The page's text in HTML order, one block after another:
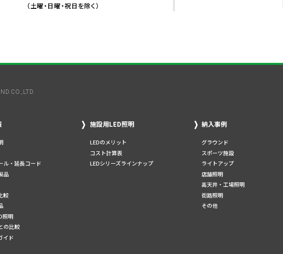
（土曜・日曜・祝日を除く）
ル・延長コード
品
較
照明
の比較
イド
施設用LED照明
LEDのメリット
コスト計算表
LEDシリーズラインナップ
納入事例
グラウンド
スポーツ施設
ライトアップ
店舗照明
高天井・工場照明
街路照明
その他